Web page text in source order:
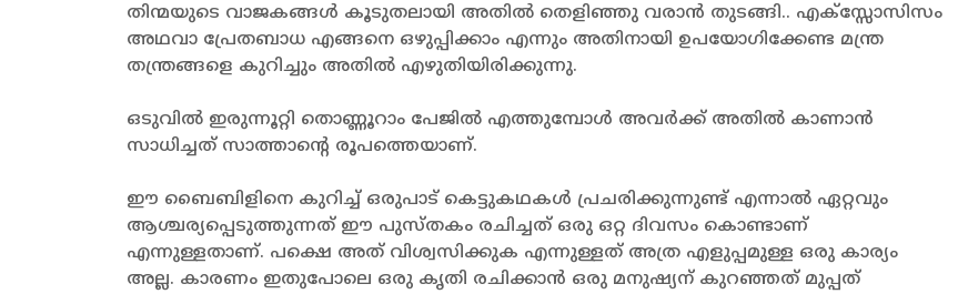
തിന്മയുടെ വാജകങ്ങൾ കൂടുതലായി അതിൽ തെളിഞ്ഞു വരാൻ തുടങ്ങി.. എക്സ്സോസിസം
അഥവാ പ്രേതബാധ എങ്ങനെ ഒഴുപ്പിക്കാം എന്നും അതിനായി ഉപയോഗിക്കേണ്ട മന്ത്ര
തന്ത്രങ്ങളെ കുറിച്ചും അതിൽ എഴുതിയിരിക്കുന്നു.
ഒടുവിൽ ഇരുന്നൂറ്റി തൊണ്ണൂറാം പേജിൽ എത്തുമ്പോൾ അവർക്ക് അതിൽ കാണാൻ
സാധിച്ചത് സാത്താന്റെ രൂപത്തെയാണ്.
ഈ ബൈബിളിനെ കുറിച്ച് ഒരുപാട് കെട്ടുകഥകൾ പ്രചരിക്കുന്നുണ്ട് എന്നാൽ ഏറ്റവും
ആശ്ചര്യപ്പെടുത്തുന്നത് ഈ പുസ്തകം രചിച്ചത് ഒരു ഒറ്റ ദിവസം കൊണ്ടാണ്
എന്നുള്ളതാണ്. പക്ഷെ അത് വിശ്വസിക്കുക എന്നുള്ളത് അത്ര എളുപ്പമുള്ള ഒരു കാര്യം
അല്ല. കാരണം ഇതുപോലെ ഒരു കൃതി രചിക്കാൻ ഒരു മനുഷ്യന് കുറഞ്ഞത് മുപ്പത്